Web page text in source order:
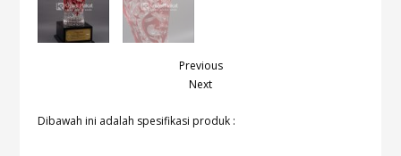
Previous
Next
Dibawah ini adalah spesifikasi produk :